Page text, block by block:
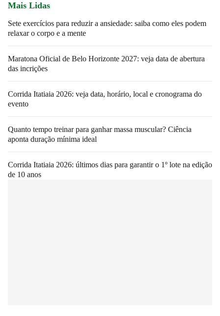
Mais Lidas
Sete exercícios para reduzir a ansiedade: saiba como eles podem
relaxar o corpo e a mente
Maratona Oficial de Belo Horizonte 2027: veja data de abertura
das incrições
Corrida Itatiaia 2026: veja data, horário, local e cronograma do
evento
Quanto tempo treinar para ganhar massa muscular? Ciência
aponta duração mínima ideal
Corrida Itatiaia 2026: últimos dias para garantir o 1º lote na edição
de 10 anos